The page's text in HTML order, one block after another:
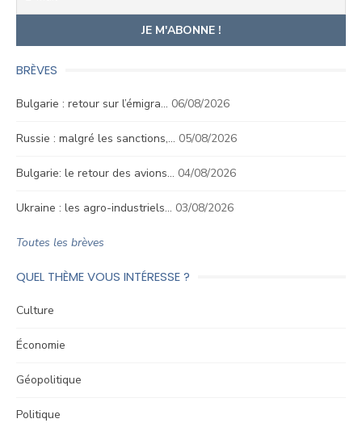
BRÈVES
Bulgarie : retour sur l’émigra… 06/08/2026
Russie : malgré les sanctions,… 05/08/2026
Bulgarie: le retour des avions… 04/08/2026
Ukraine : les agro-industriels… 03/08/2026
Toutes les brèves
QUEL THÈME VOUS INTÉRESSE ?
Culture
Économie
Géopolitique
Politique